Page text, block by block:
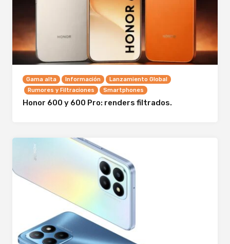
Gama alta Información
Lanzamiento Global
Rumores y Filtraciones
Smartphones
Honor 600 y 600 Pro: renders filtrados.